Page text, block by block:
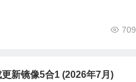
709
新镜像5合1 (2026年7月)